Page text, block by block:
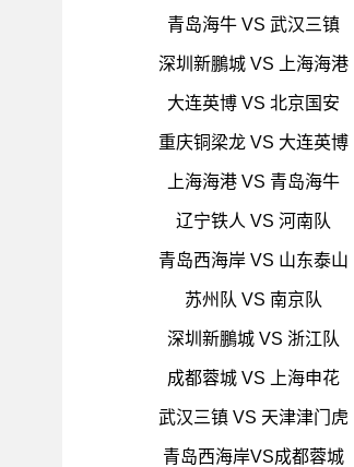
青岛海牛 VS 武汉三镇
深圳新鵬城 VS 上海海港
大连英博 VS 北京国安
重庆铜梁龙 VS 大连英博
上海海港 VS 青岛海牛
辽宁铁人 VS 河南队
青岛西海岸 VS 山东泰山
苏州队 VS 南京队
深圳新鵬城 VS 浙江队
成都蓉城 VS 上海申花
武汉三镇 VS 天津津门虎
青岛西海岸VS成都蓉城